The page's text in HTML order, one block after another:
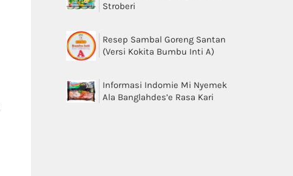
Stroberi
Resep Sambal Goreng Santan
(Versi Kokita Bumbu Inti A)
Informasi Indomie Mi Nyemek
Ala Banglahdes’e Rasa Kari